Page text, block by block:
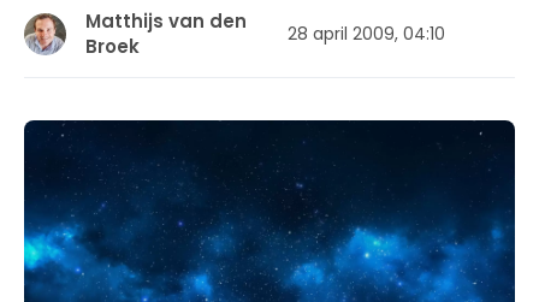
Matthijs van den
Broek
28 april 2009, 04:10